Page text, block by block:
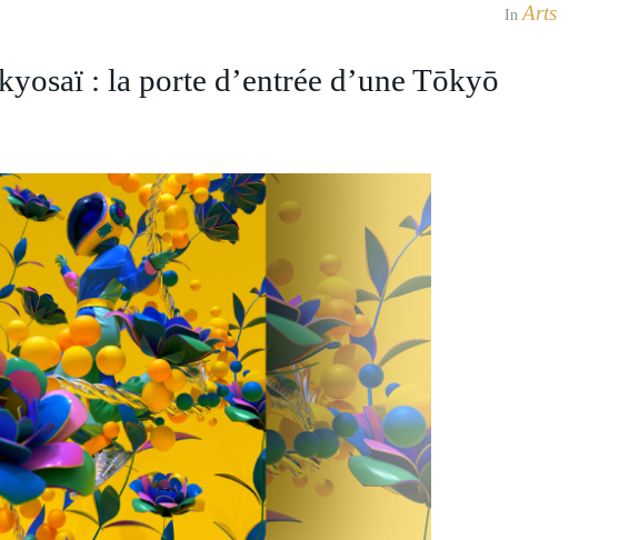
InArts
: la porte d’entrée d’une Tōkyō